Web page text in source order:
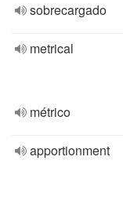
sobrecargado
metrical
métrico
apportionment